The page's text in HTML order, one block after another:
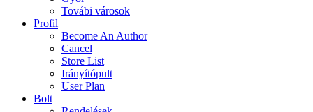
Továbi városok
Profil
Become An Author
Cancel
Store List
Irányítópult
User Plan
Bolt